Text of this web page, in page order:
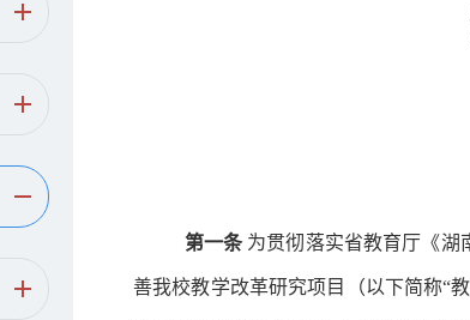
第一条 为贯彻落实省教育厅《湖
善我校教学改革研究项目（以下简称“